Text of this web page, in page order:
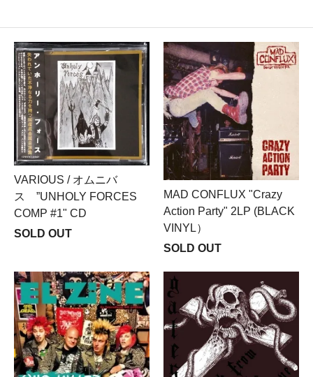
VARIOUS / オムニバ
ス ”UNHOLY FORCES
COMP #1" CD
SOLD OUT
MAD CONFLUX "Crazy
Action Party" 2LP (BLACK
VINYL）
SOLD OUT